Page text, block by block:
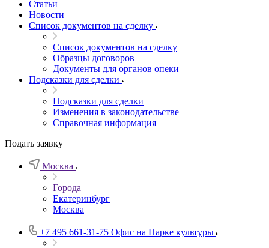
Статьи
Новости
Список документов на сделку
Список документов на сделку
Образцы договоров
Документы для органов опеки
Подсказки для сделки
Подсказки для сделки
Изменения в законодательстве
Справочная информация
Подать заявку
Москва
Города
Екатеринбург
Москва
+7 495 661-31-75 Офис на Парке культуры